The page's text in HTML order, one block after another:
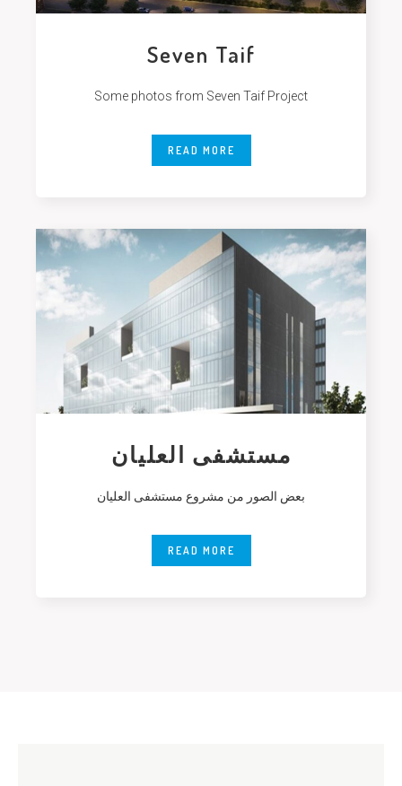
Seven Taif
Some photos from Seven Taif Project
READ MORE
مستشفى العليان
بعض الصور من مشروع مستشفى العليان
READ MORE